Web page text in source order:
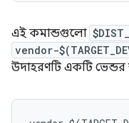
এই কমান্ডগুলো
vendor-
উদাহরণটি একটি ভেন্ডর